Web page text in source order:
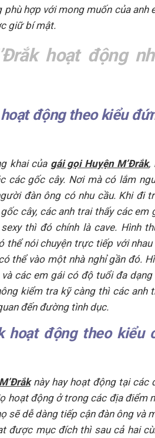
hợp với mong muốn của anh
giữ bí mật.
hoạt động
động theo kiểu
khai của gái gọi Huyện M’Đrắk,
các gốc cây. Nơi mà có lắm
đàn ông có nhu cầu. Khi đi
cây, các anh trai thấy các em
thì đó chính là cave. Hình
thể nói chuyện trực tiếp với nhau
thể vào một nhà nghỉ gần đó.
các em gái có độ tuổi đa
kiểm tra kỹ càng thì các anh
đến đường tình dục.
hoạt động theo kiểu
này hay hoạt động tại các
hoạt động ở trong các địa điểm
sẽ dễ dàng tiếp cận đàn ông và
được mục đích thì sau cả hai